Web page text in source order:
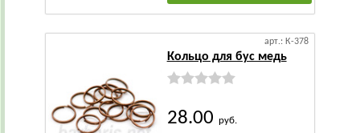
арт.: К-378
Кольцо для бус медь
28.00 руб.